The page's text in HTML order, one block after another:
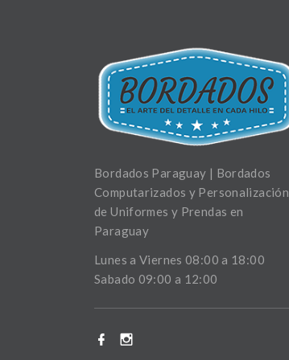
Bordados Paraguay | Bordados
Computarizados y Personalización
de Uniformes y Prendas en
Paraguay
Lunes a Viernes 08:00 a 18:00
Sabado 09:00 a 12:00